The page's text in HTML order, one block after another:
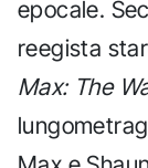
epocale.
reegista
Max: The